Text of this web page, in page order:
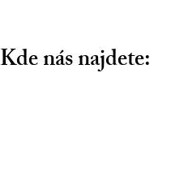
Kde nás najdete: